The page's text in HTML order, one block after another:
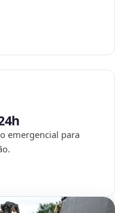
emergencial para